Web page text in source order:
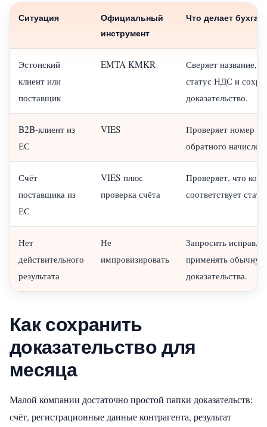
Ситуация
Официальный
инструмент
Что делает
Эстонский
клиент или
поставщик
EMTA KMKR
Сверяет название,
статус НДС и
доказательство.
B2B-клиент из
ЕС
VIES
Проверяет номер
обратного
Счёт
поставщика из
ЕС
VIES плюс
проверка счёта
Проверяет, что
соответствует
Нет
действительного
результата
Не
импровизировать
Запросить
применять обычную
доказательства.
Как сохранить
доказательство для
месяца
Малой компании достаточно простой папки доказательств:
счёт, регистрационные данные контрагента, результат